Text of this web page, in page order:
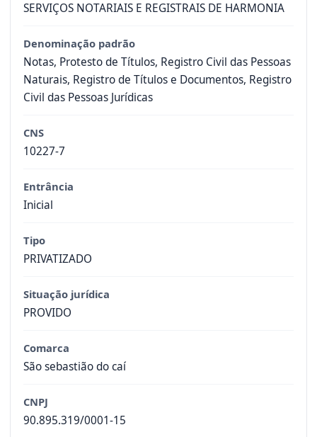
SERVIÇOS NOTARIAIS E REGISTRAIS DE HARMONIA
Denominação padrão
Notas, Protesto de Títulos, Registro Civil das Pessoas
Naturais, Registro de Títulos e Documentos, Registro
Civil das Pessoas Jurídicas
CNS
10227-7
Entrância
Inicial
Tipo
PRIVATIZADO
Situação jurídica
PROVIDO
Comarca
São sebastião do caí
CNPJ
90.895.319/0001-15